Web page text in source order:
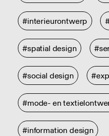
#interieurontwerp
#spatial design
#social design
#mode- en
#information design